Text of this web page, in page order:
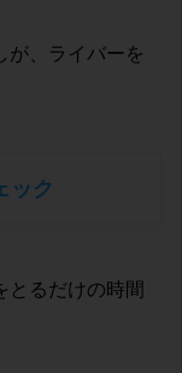
が、ライバーを
ック
とるだけの時間